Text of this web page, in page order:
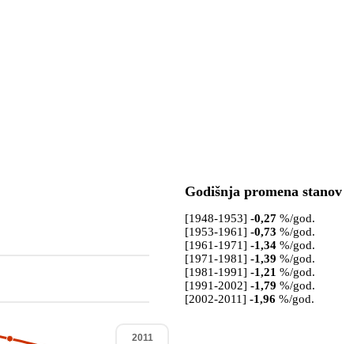
2011
Godišnja promena
[1948-1953] -0,27%/god.
[1953-1961] -0,73 %/god.
[1961-1971] -1,34%/god.
[1971-1981] -1,39 %/god.
[1981-1991] -1,21 %/god.
[1991-2002] -1,79 %/god.
[2002-2011] -1,96 %/god.